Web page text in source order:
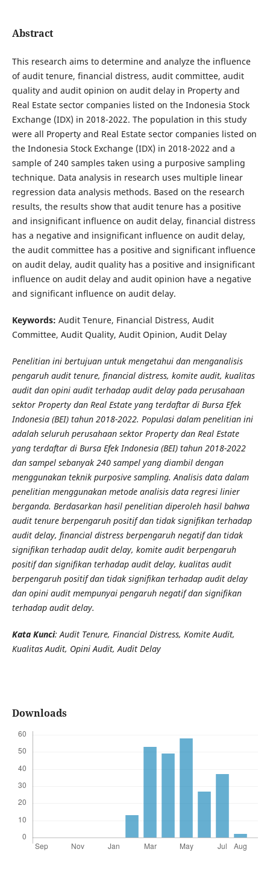
Abstract
This research aims to determine and analyze the influence
of audit tenure, financial distress, audit committee, audit
quality and audit opinion on audit delay in Property and
Real Estate sector companies listed on the Indonesia Stock
Exchange (IDX) in 2018-2022. The population in this study
were all Property and Real Estate sector companies listed on
the Indonesia Stock Exchange (IDX) in 2018-2022 and a
sample of 240 samples taken using a purposive sampling
technique. Data analysis in research uses multiple linear
regression data analysis methods. Based on the research
results, the results show that audit tenure has a positive
and insignificant influence on audit delay, financial distress
has a negative and insignificant influence on audit delay,
the audit committee has a positive and significant influence
on audit delay, audit quality has a positive and insignificant
influence on audit delay and audit opinion have a negative
and significant influence on audit delay.
Keywords: Audit Tenure, Financial Distress, Audit
Committee, Audit Quality, Audit Opinion, Audit Delay
Penelitian ini bertujuan untuk mengetahui dan menganalisis
pengaruh audit tenure, financial distress, komite audit, kualitas
audit dan opini audit terhadap audit delay pada perusahaan
sektor Property dan Real Estate yang terdaftar di Bursa Efek
Indonesia (BEI) tahun 2018-2022. Populasi dalam penelitian ini
adalah seluruh perusahaan sektor Property dan Real Estate
yang terdaftar di Bursa Efek Indonesia (BEI) tahun 2018-2022
dan sampel sebanyak 240 sampel yang diambil dengan
menggunakan teknik purposive sampling. Analisis data dalam
penelitian menggunakan metode analisis data regresi linier
berganda. Berdasarkan hasil penelitian diperoleh hasil bahwa
audit tenure berpengaruh positif dan tidak signifikan terhadap
audit delay, financial distress berpengaruh negatif dan tidak
signifikan terhadap audit delay, komite audit berpengaruh
positif dan signifikan terhadap audit delay, kualitas audit
berpengaruh positif dan tidak signifikan terhadap audit delay
dan opini audit mempunyai pengaruh negatif dan signifikan
terhadap audit delay.
Kata Kunci: Audit Tenure, Financial Distress, Komite Audit,
Kualitas Audit, Opini Audit, Audit Delay
Downloads